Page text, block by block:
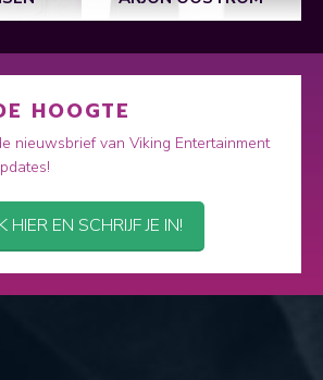
HOOGTE
nieuwsbrief van Viking Entertainment
HIER EN SCHRIJF JE IN!